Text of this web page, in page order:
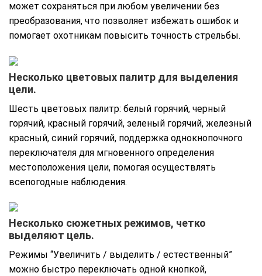
может сохраняться при любом увеличении без
преобразования, что позволяет избежать ошибок и
помогает охотникам повысить точность стрельбы.
Несколько цветовых палитр для выделения
цели.
Шесть цветовых палитр: белый горячий, черный
горячий, красный горячий, зеленый горячий, железный
красный, синий горячий, поддержка однокнопочного
переключателя для мгновенного определения
местоположения цели, помогая осуществлять
всепогодные наблюдения.
Несколько сюжетных режимов, четко
выделяют цель.
Режимы “Увеличить / выделить / естественный”
можно быстро переключать одной кнопкой,